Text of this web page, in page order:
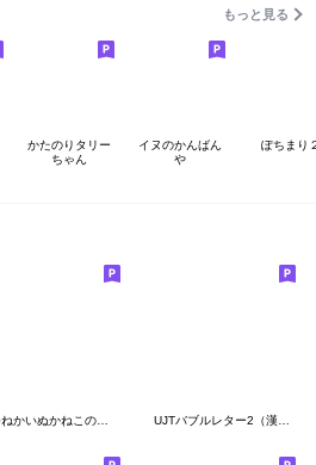
もっと見る
かたのりタリー
ちゃん
イヌのかんばん
や
ぽちまり
UJTバブルレター2（漢字・ハンドサイン）